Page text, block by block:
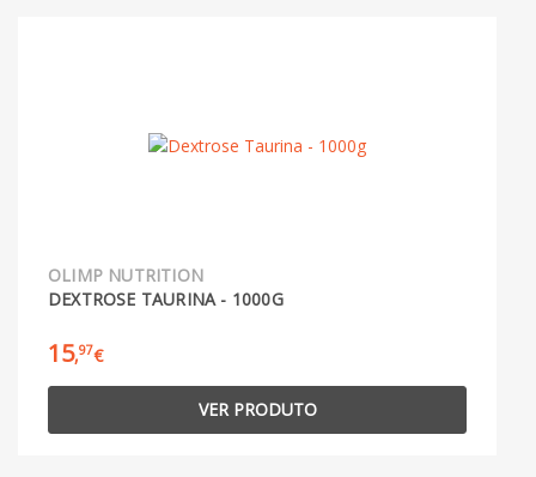
OLIMP NUTRITION
DEXTROSE TAURINA - 1000G
15,97€
VER PRODUTO